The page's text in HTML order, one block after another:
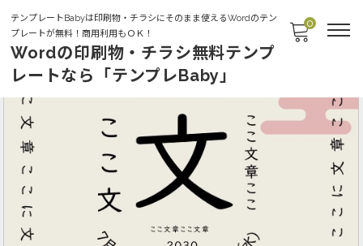
テンプレートBabyは印刷物・チラシにそのまま使えるWordのテン
プレートが無料！商用利用もＯＫ！
Wordの印刷物・チラシ無料テンプ
レートなら「テンプレBaby」
0